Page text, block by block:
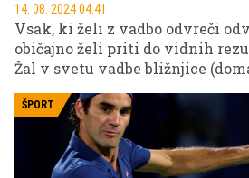
14. 08. 2024 04.41
Vsak, ki želi z vadbo odvreči
običajno želi priti do vidnih
Žal v svetu vadbe bližnjice
treninga, s katerim do cilja
primer je vrsta vaj z lastno
topi kilograme.
ŠPORT